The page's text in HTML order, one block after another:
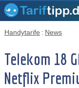
Handytarife : News
Telekom 18
Netflix